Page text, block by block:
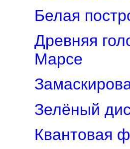
Белая
Древняя
Марсе
Зелёный
Квантовая